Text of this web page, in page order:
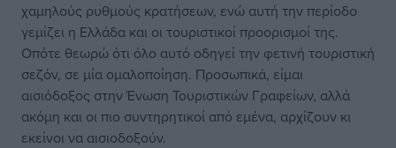
χαμηλούς ρυθμούς κρατήσεων, ενώ αυτή την περίοδο
γεμίζει η Ελλάδα και οι τουριστικοί προορισμοί της.
Οπότε θεωρώ ότι όλο αυτό οδηγεί την φετινή τουριστική
σεζόν, σε μία ομαλοποίηση. Προσωπικά, είμαι
αισιόδοξος στην Ένωση Τουριστικών Γραφείων, αλλά
ακόμη και οι πιο συντηρητικοί από εμένα, αρχίζουν κι
εκείνοι να αισιοδοξούν.